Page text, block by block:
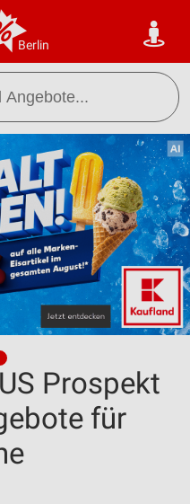
Berlin
Prospekt
für